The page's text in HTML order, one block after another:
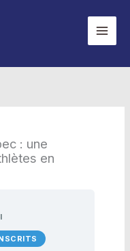
: une
en